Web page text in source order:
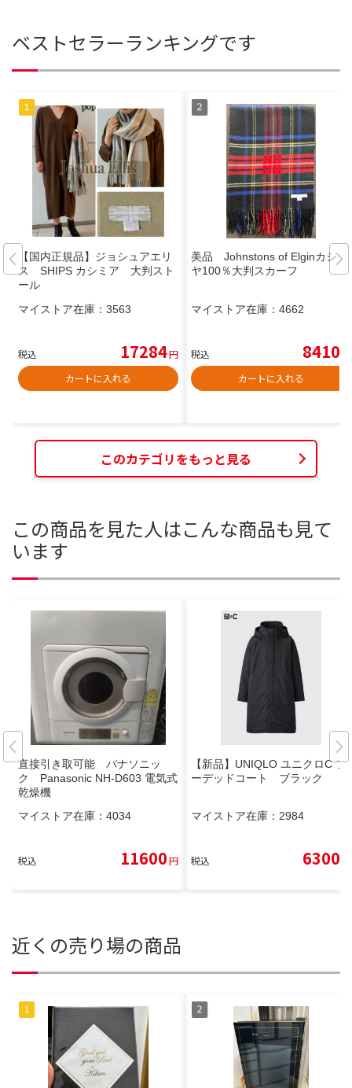
ベストセラーランキングです
【国内正規品】ジョシュアエリ
ス SHIPS カシミア 大判スト
ール
マイストア在庫： 3563
税込 17284円
カートに入れる
美品 Johnstons of Elginカシミ
ヤ100％大判スカーフ
マイストア在庫： 4662
税込 8410
カートに入れる
このカテゴリをもっと見る
この商品を見た人はこんな商品も見て
います
直接引き取可能 パナソニッ
ク Panasonic NH-D603 電気式
乾燥機
マイストア在庫： 4034
税込 11600円
【新品】UNIQLO ユニクロC フ
ーデッドコート ブラック
マイストア在庫： 2984
税込 6300
近くの売り場の商品